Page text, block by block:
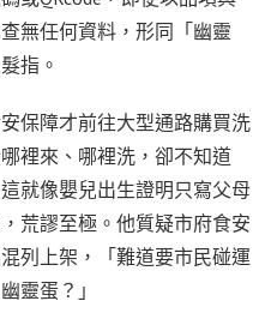
無任何資料，形同「幽靈
指。
保障才前往大型通路購買洗
裡來、哪裡洗，卻不知道
就像嬰兒出生證明只寫父母
荒謬至極。他質疑市府食安
列上架，「難道要市民碰運
靈蛋？」